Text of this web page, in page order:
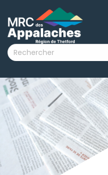
submenu (La MRC )
submenu (Citoyens )
submenu (Visiteurs )
submenu (Nouvelles )
submenu